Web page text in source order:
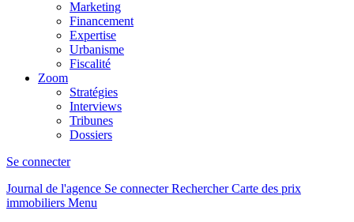
Marketing
Financement
Expertise
Urbanisme
Fiscalité
Zoom
Stratégies
Interviews
Tribunes
Dossiers
Se connecter
Journal de l'agence Se connecterRechercher Carte des prix
immobiliers Menu